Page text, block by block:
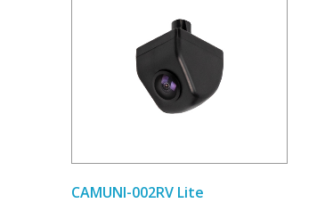
CAMUNI-002RV Lite